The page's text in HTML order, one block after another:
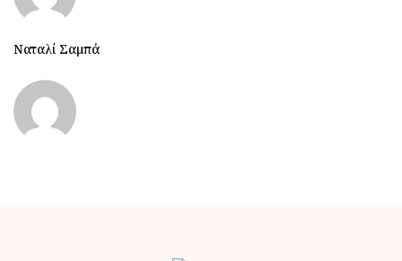
Ναταλί Σαμπά